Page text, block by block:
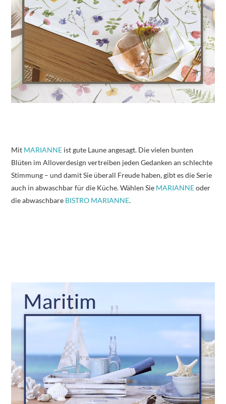
Mit MARIANNE ist gute Laune angesagt. Die vielen bunten
Blüten im Alloverdesign vertreiben jeden Gedanken an schlechte
Stimmung – und damit Sie überall Freude haben, gibt es die Serie
auch in abwaschbar für die Küche. Wählen Sie MARIANNEoder
die abwaschbare BISTRO MARIANNE.